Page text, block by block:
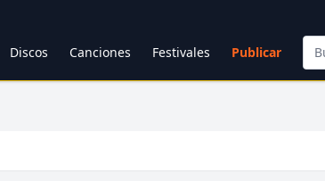
Discos Canciones Festivales Publicar